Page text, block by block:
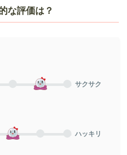
な評価は？
サクサク
ハッキリ